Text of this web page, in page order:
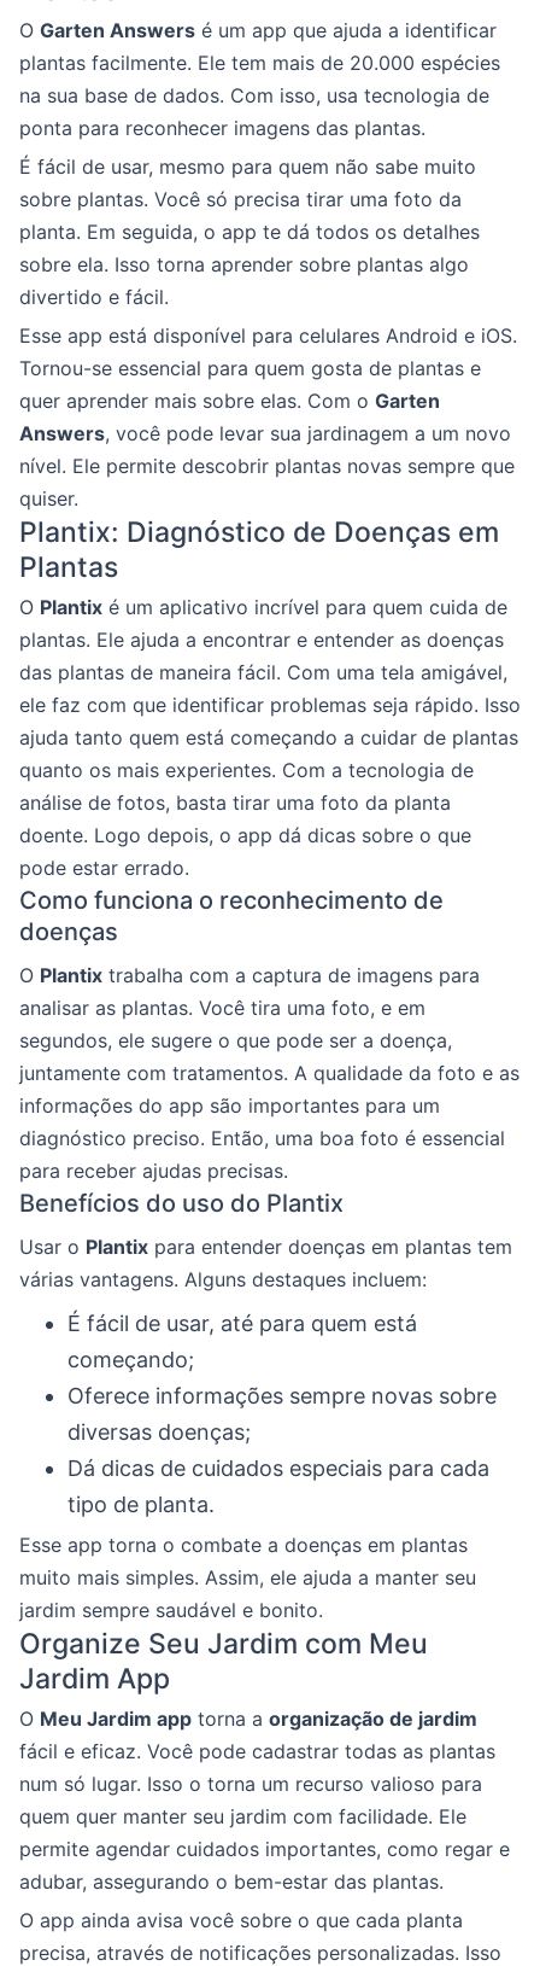
O Garten Answers é um app que ajuda a identificar
plantas facilmente. Ele tem mais de 20.000 espécies
na sua base de dados. Com isso, usa tecnologia de
ponta para reconhecer imagens das plantas.
É fácil de usar, mesmo para quem não sabe muito
sobre plantas. Você só precisa tirar uma foto da
planta. Em seguida, o app te dá todos os detalhes
sobre ela. Isso torna aprender sobre plantas algo
divertido e fácil.
Esse app está disponível para celulares Android e iOS.
Tornou-se essencial para quem gosta de plantas e
quer aprender mais sobre elas. Com o Garten
Answers, você pode levar sua jardinagem a um novo
nível. Ele permite descobrir plantas novas sempre que
quiser.
Plantix: Diagnóstico de Doenças em
Plantas
O Plantix é um aplicativo incrível para quem cuida de
plantas. Ele ajuda a encontrar e entender as doenças
das plantas de maneira fácil. Com uma tela amigável,
ele faz com que identificar problemas seja rápido. Isso
ajuda tanto quem está começando a cuidar de plantas
quanto os mais experientes. Com a tecnologia de
análise de fotos, basta tirar uma foto da planta
doente. Logo depois, o app dá dicas sobre o que
pode estar errado.
Como funciona o reconhecimento de
doenças
O Plantix trabalha com a captura de imagens para
analisar as plantas. Você tira uma foto, e em
segundos, ele sugere o que pode ser a doença,
juntamente com tratamentos. A qualidade da foto e as
informações do app são importantes para um
diagnóstico preciso. Então, uma boa foto é essencial
para receber ajudas precisas.
Benefícios do uso do Plantix
Usar o Plantix para entender doenças em plantas tem
várias vantagens. Alguns destaques incluem:
É fácil de usar, até para quem está
começando;
Oferece informações sempre novas sobre
diversas doenças;
Dá dicas de cuidados especiais para cada
tipo de planta.
Esse app torna o combate a doenças em plantas
muito mais simples. Assim, ele ajuda a manter seu
jardim sempre saudável e bonito.
Organize Seu Jardim com Meu
Jardim App
O Meu Jardim app torna a organização de jardim
fácil e eficaz. Você pode cadastrar todas as plantas
num só lugar. Isso o torna um recurso valioso para
quem quer manter seu jardim com facilidade. Ele
permite agendar cuidados importantes, como regar e
adubar, assegurando o bem-estar das plantas.
O app ainda avisa você sobre o que cada planta
precisa, através de notificações personalizadas. Isso